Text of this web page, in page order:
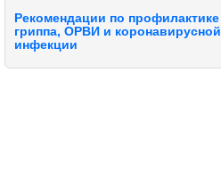
Рекомендации по профилактике
гриппа, ОРВИ и коронавирусной
инфекции